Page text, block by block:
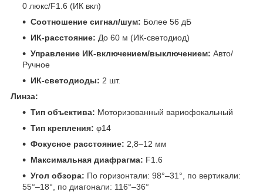
0 люкс/F1.6 (ИК вкл)
Соотношение сигнал/шум: Более 56 дБ
ИК-расстояние: До 60 м (ИК-светодиод)
Управление ИК-включением/выключением: Авто/
Ручное
ИК-светодиоды: 2 шт.
Линза:
Тип объектива: Моторизованный вариофокальный
Тип крепления: φ14
Фокусное расстояние: 2,8–12 мм
Максимальная диафрагма: F1.6
Угол обзора: По горизонтали: 98°–31°, по вертикали:
55°–18°, по диагонали: 116°–36°